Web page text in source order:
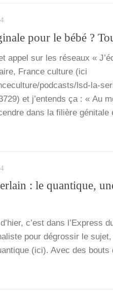
pour le bébé ?
appel sur les réseaux «
France culture (ici
podcasts/lsd-la-
et j’en­tends ça : « Au
dans la filière
: le quantique,
c’est dans l’Ex­press
pour dégros­sir le
(ici). Avec des